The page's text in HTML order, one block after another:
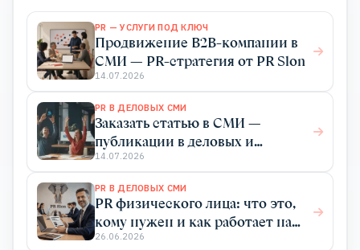
PR — УСЛУГИ ПОД КЛЮЧ
Продвижение B2B-компании в
СМИ — PR-стратегия от PR Slon
14.07.2026
PR В ДЕЛОВЫХ СМИ
Заказать статью в СМИ —
публикации в деловых и
отраслевых изданиях для
продвижения бизнеса
14.07.2026
PR В ДЕЛОВЫХ СМИ
PR физического лица: что это,
кому нужен и как работает на
практике
26.06.2026